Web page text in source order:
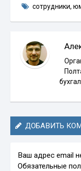
сотрудники,
ДОБАВИТЬ
Ваш адрес email
Обязательные